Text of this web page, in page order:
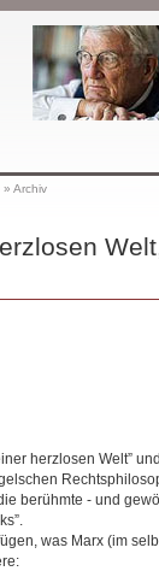
» Archiv
herzlosen Welt”
berühmte - und
was Marx (im